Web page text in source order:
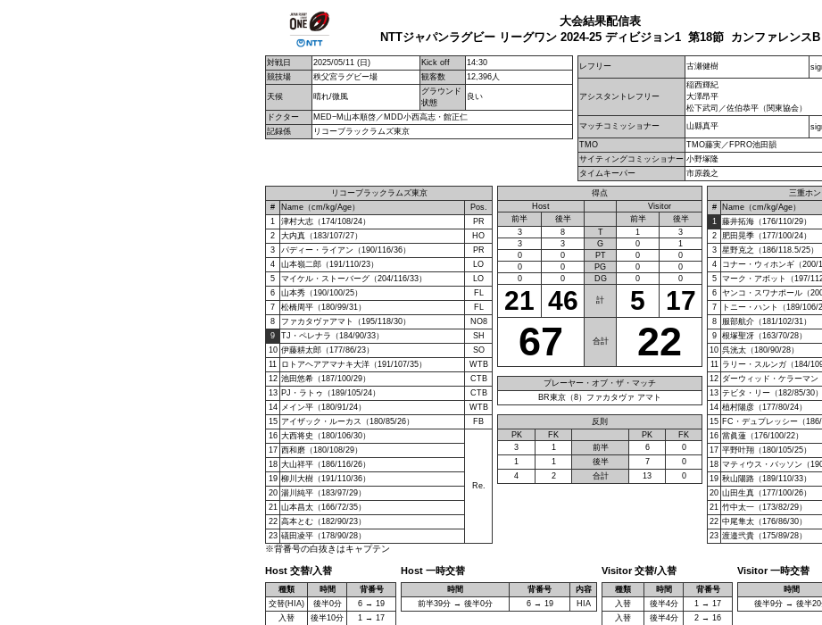
大会結果配信表
NTTジャパンラグビー リーグワン 2024-25 ディビジョン1 第18節 カンファレンスB
対戦日 2025/05/11 (日) Kick off
14:30
競技場
秩父宮ラグビー場 観客数 12,396人
天候 晴れ/微風
グラウンド
状態
良い
ドクター
MED−M山本順啓／MDD小西高志・館正仁
記録係
リコーブラックラムズ東京
レフリー 古瀬健樹
アシスタントレフリー
稲西輝紀
大澤昂平
松下武司／佐伯恭平（関東協会）
マッチコミッショナー
山縣真平
TMO
TMO藤実／FPRO池田韻
サイティングコミッショナー 小野塚隆
タイムキーパー
市原義之
リコーブラックラムズ東京
#
Name（cm/kg/Age）
Pos.
1
津村大志（174/108/24）
PR
2
大内真（183/107/27）
HO
3
パディー・ライアン（190/116/36）
PR
4
山本嶺二郎（191/110/23）
LO
5
マイケル・ストーバーグ（204/116/33）
LO
6
山本秀（190/100/25）
FL
7
松橋周平（180/99/31）
FL
8
ファカタヴァアマト（195/118/30）
NO8
9
TJ・ペレナラ（184/90/33）
SH
10 伊藤耕太郎（177/86/23）
SO
11 ロトアヘアアマナキ大洋（191/107/35）
WTB
12 池田悠希（187/100/29）
CTB
13 PJ・ラトゥ（189/105/24）
CTB
14 メイン平（180/91/24）
WTB
15 アイザック・ルーカス（180/85/26）
FB
16 大西将史（180/106/30）
Re.
17 西和磨（180/108/29）
18 大山祥平（186/116/26）
19 柳川大樹（191/110/36）
20 湯川純平（183/97/29）
21 山本昌太（166/72/35）
22 高本とむ（182/90/23）
23 礒田凌平（178/90/28）
※背番号の白抜きはキャプテン
三重ホン
#
Name（cm/kg/Age）
1
藤井拓海（176/110/29）
2
肥田晃季（177/100/24）
3
星野克之（186/118.5/25）
4
コナー・ウィホンギ（200/
5
マーク・アボット（197/
6
ヤンコ・スワナポール（
7
トニー・ハント（189/106/
8
服部航介（181/102/31）
9
根塚聖冴（163/70/28）
10 呉洸太（180/90/28）
11 ラリー・スルンガ（184/
12 ダーウィッド・ケラーマン
13 テビタ・リー（182/85/30）
14 植村陽彦（177/80/24）
15 FC・デュプレッシー（186/
16 當眞蓮（176/100/22）
17 平野叶翔（180/105/25）
18 マティウス・バッソン（
19 秋山陽路（189/110/33）
20 山田生真（177/100/26）
21 竹中太一（173/82/29）
22 中尾隼太（176/86/30）
23 渡邉弐貴（175/89/28）
得点
Host
Visitor
前半
後半 前半
後半
3
8 T 1
3
3
3 G 0
1
0
0 PT 0
0
0
0 PG 0
0
0
0 DG 0 0
21 46 計 5 17
67 合計 22
プレーヤー・オブ・ザ・マッチ
BR東京（8）ファカタヴァ アマト
反則
PK
FK PK
FK
3
1 前半 6
0
1
1 後半 7
0
4
2 合計 13 0
Host 交替/入替
種類 時間
背番号
交替(HIA)
後半0分
6 → 19
入替
後半10分
1 → 17
Host 一時交替
時間 背番号
内容
前半39分 → 後半0分
6 → 19 HIA
Visitor 交替/入替
種類 時間
背番号
入替
後半4分
1 → 17
入替
後半4分
2 → 16
Visitor 一時交替
時間
後半9分 → 後半20